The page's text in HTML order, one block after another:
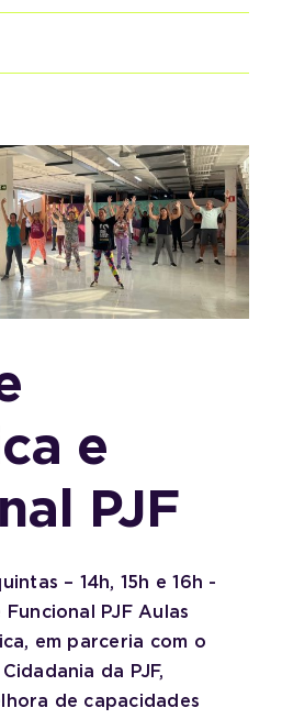
e
PJF
– 14h, 15h e 16h -
PJF Aulas
em parceria com o
da PJF,
de capacidades